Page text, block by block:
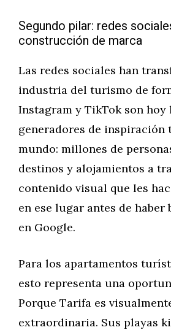
Segundo pilar: redes
construcción de marca
Las redes sociales han
industria del turismo de
Instagram y TikTok son hoy
generadores de
mundo: millones de
destinos y alojamientos a
contenido visual que les
en ese lugar antes de haber
en Google.
Para los apartamentos
esto representa una
Porque Tarifa es
extraordinaria. Sus playas